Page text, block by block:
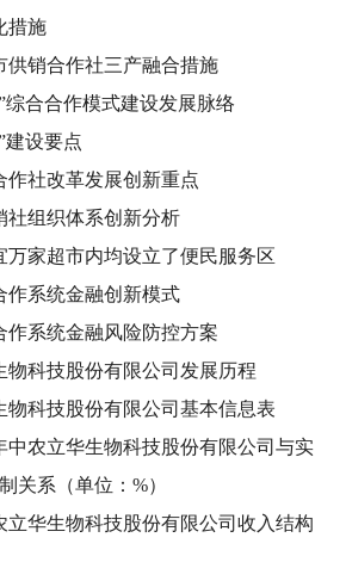
措施
供销合作社三产融合措施
综合合作模式建设发展脉络
建设要点
作社改革发展创新重点
社组织体系创新分析
万家超市内均设立了便民服务区
作系统金融创新模式
作系统金融风险防控方案
物科技股份有限公司发展历程
物科技股份有限公司基本信息表
中农立华生物科技股份有限公司与实
关系（单位：%）
立华生物科技股份有限公司收入结构